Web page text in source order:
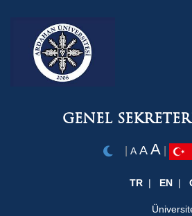
GENEL
A A A
TR EN